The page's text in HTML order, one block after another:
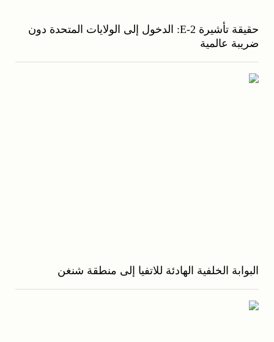
حقيقة تأشيرة E-2: الدخول إلى الولايات المتحدة دون
ضريبة عالمية
البوابة الخلفية الهادئة للاتفيا إلى منطقة شنغن